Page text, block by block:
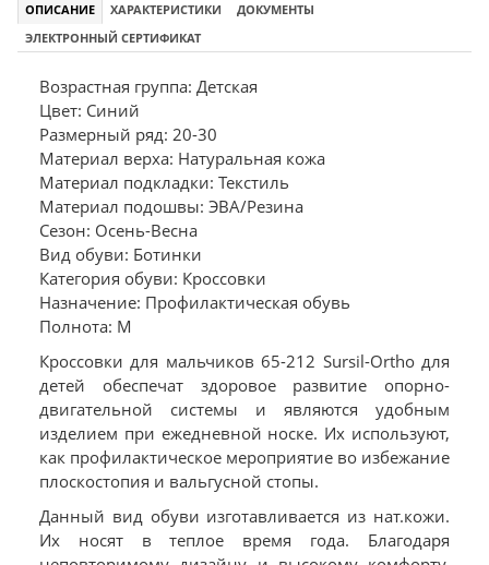
ОПИСАНИЕ ХАРАКТЕРИСТИКИ
ДОКУМЕНТЫ
ЭЛЕКТРОННЫЙ СЕРТИФИКАТ
Возрастная группа: Детская
Цвет: Синий
Размерный ряд: 20-30
Материал верха: Натуральная кожа
Материал подкладки: Текстиль
Материал подошвы: ЭВА/Резина
Сезон: Осень-Весна
Вид обуви: Ботинки
Категория обуви: Кроссовки
Назначение: Профилактическая обувь
Полнота: M
Кроссовки для мальчиков 65-212 Sursil-Ortho для
детей обеспечат здоровое развитие опорно-
двигательной системы и являются удобным
изделием при ежедневной носке. Их используют,
как профилактическое мероприятие во избежание
плоскостопия и вальгусной стопы.
Данный вид обуви изготавливается из нат.кожи.
Их носят в теплое время года. Благодаря